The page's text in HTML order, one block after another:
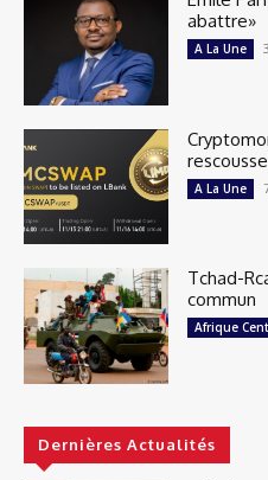
abattre»
A La Une
A La Une
Tchad-
commun
Afrique
Dernières Actualités